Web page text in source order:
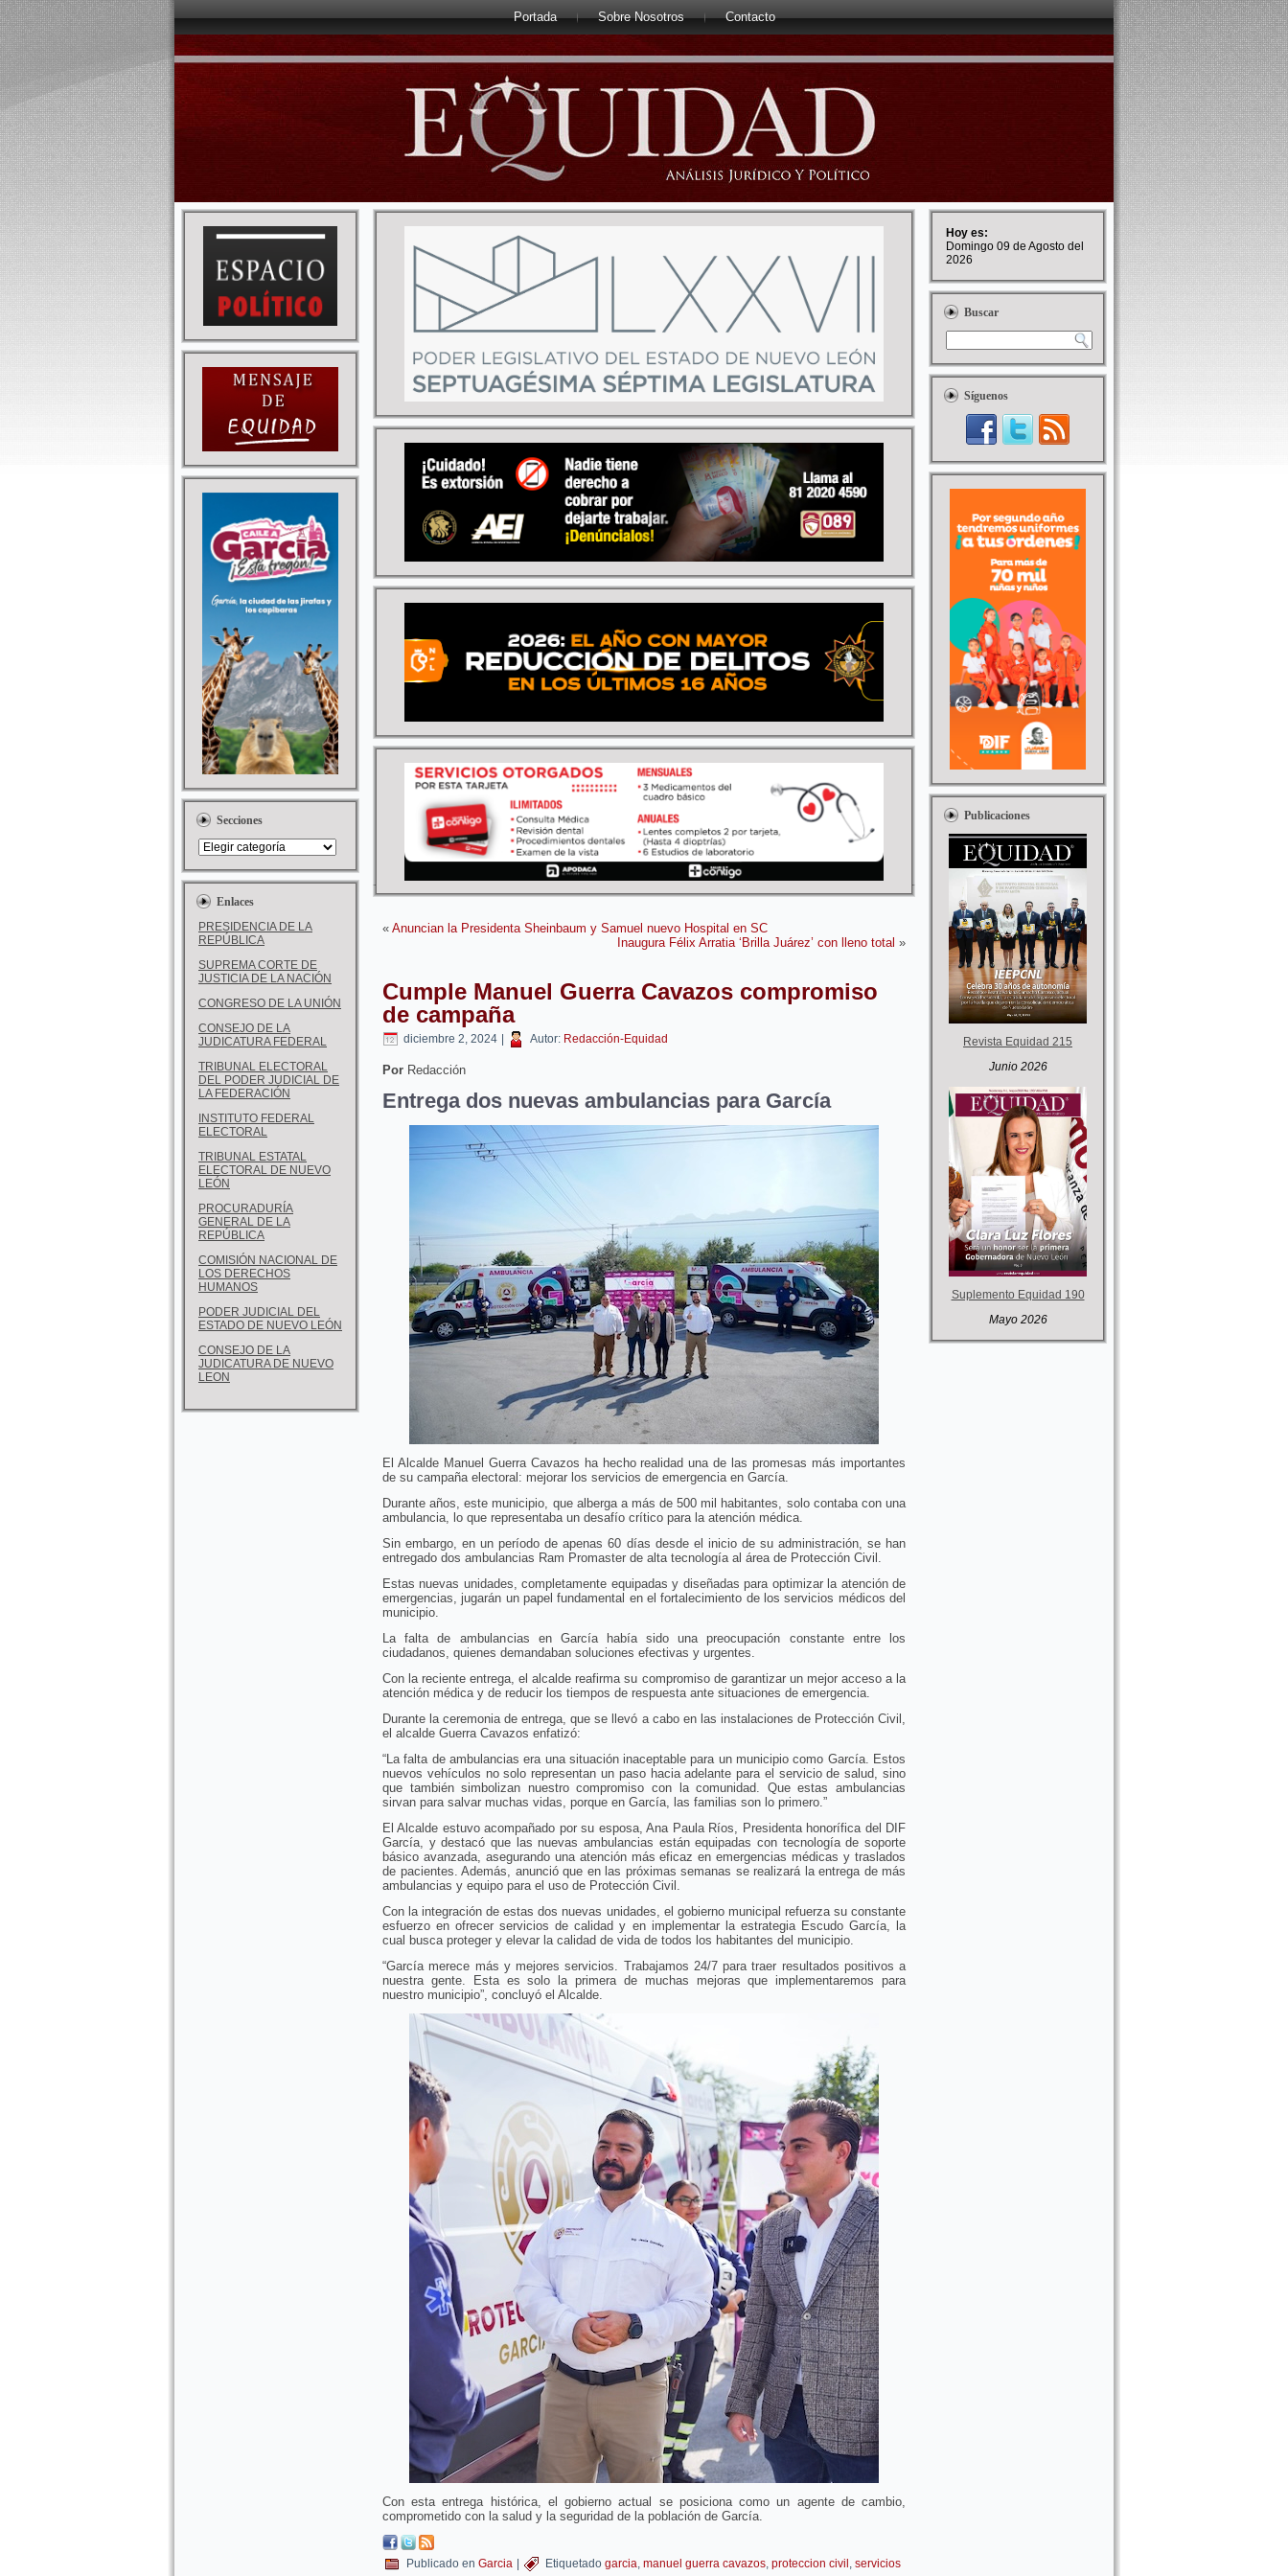
Portada Sobre Nosotros Contacto
Secciones
Enlaces
PRESIDENCIA DE LA
REPÚBLICA
SUPREMA CORTE DE
JUSTICIA DE LA NACIÓN
CONGRESO DE LA UNIÓN
CONSEJO DE LA
JUDICATURA FEDERAL
TRIBUNAL ELECTORAL
DEL PODER JUDICIAL DE
LA FEDERACIÓN
INSTITUTO FEDERAL
ELECTORAL
TRIBUNAL ESTATAL
ELECTORAL DE NUEVO
LEÓN
PROCURADURÍA
GENERAL DE LA
REPÚBLICA
COMISIÓN NACIONAL DE
LOS DERECHOS
HUMANOS
PODER JUDICIAL DEL
ESTADO DE NUEVO LEÓN
CONSEJO DE LA
JUDICATURA DE NUEVO
LEON
« Anuncian la Presidenta Sheinbaum y Samuel nuevo Hospital en SC
Inaugura Félix Arratia ‘Brilla Juárez’ con lleno total »
Cumple Manuel Guerra Cavazos compromiso
de campaña
diciembre 2, 2024 Autor: Redacción-Equidad
Por Redacción
Entrega dos nuevas ambulancias para García
El Alcalde Manuel Guerra Cavazos ha hecho realidad una de las promesas más importantes
de su campaña electoral: mejorar los servicios de emergencia en García.
Durante años, este municipio, que alberga a más de 500 mil habitantes, solo contaba con una
ambulancia, lo que representaba un desafío crítico para la atención médica.
Sin embargo, en un período de apenas 60 días desde el inicio de su administración, se han
entregado dos ambulancias Ram Promaster de alta tecnología al área de Protección Civil.
Estas nuevas unidades, completamente equipadas y diseñadas para optimizar la atención de
emergencias, jugarán un papel fundamental en el fortalecimiento de los servicios médicos del
municipio.
La falta de ambulancias en García había sido una preocupación constante entre los
ciudadanos, quienes demandaban soluciones efectivas y urgentes.
Con la reciente entrega, el alcalde reafirma su compromiso de garantizar un mejor acceso a la
atención médica y de reducir los tiempos de respuesta ante situaciones de emergencia.
Durante la ceremonia de entrega, que se llevó a cabo en las instalaciones de Protección Civil,
el alcalde Guerra Cavazos enfatizó:
“La falta de ambulancias era una situación inaceptable para un municipio como García. Estos
nuevos vehículos no solo representan un paso hacia adelante para el servicio de salud, sino
que también simbolizan nuestro compromiso con la comunidad. Que estas ambulancias
sirvan para salvar muchas vidas, porque en García, las familias son lo primero.”
El Alcalde estuvo acompañado por su esposa, Ana Paula Ríos, Presidenta honorífica del DIF
García, y destacó que las nuevas ambulancias están equipadas con tecnología de soporte
básico avanzada, asegurando una atención más eficaz en emergencias médicas y traslados
de pacientes. Además, anunció que en las próximas semanas se realizará la entrega de más
ambulancias y equipo para el uso de Protección Civil.
Con la integración de estas dos nuevas unidades, el gobierno municipal refuerza su constante
esfuerzo en ofrecer servicios de calidad y en implementar la estrategia Escudo García, la
cual busca proteger y elevar la calidad de vida de todos los habitantes del municipio.
“García merece más y mejores servicios. Trabajamos 24/7 para traer resultados positivos a
nuestra gente. Esta es solo la primera de muchas mejoras que implementaremos para
nuestro municipio”, concluyó el Alcalde.
Con esta entrega histórica, el gobierno actual se posiciona como un agente de cambio,
comprometido con la salud y la seguridad de la población de García.
Publicado en Garcia Etiquetado garcia, manuel guerra cavazos, proteccion civil , servicios
Hoy es:
Domingo 09 de Agosto del
2026
Buscar
Síguenos
Publicaciones
Revista Equidad 215
Junio 2026
Suplemento Equidad 190
Mayo 2026